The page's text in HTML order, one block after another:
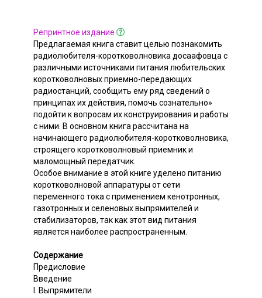
Репринтное издание
Предлагаемая книга ставит целью познакомить
радиолюбителя-коротковолновика досаафовца с
различными источниками питания любительских
коротковолновых приемно-передающих
радиостанций, сообщить ему ряд сведений о
принципах их действия, помочь сознательно»
подойти к вопросам их конструирования и работы
с ними. В основном книга рассчитана на
начинающего радиолюбителя-коротковолновика,
строящего коротковолновый приемник и
маломощный передатчик.
Особое внимание в этой книге уделено питанию
коротковолновой аппаратуры от сети
переменного тока с применением кенотронных,
газотронных и селеновых выпрямителей и
стабилизаторов, так как этот вид питания
является наиболее распространенным.
Содержание
Предисловие
Введение
I. Выпрямители